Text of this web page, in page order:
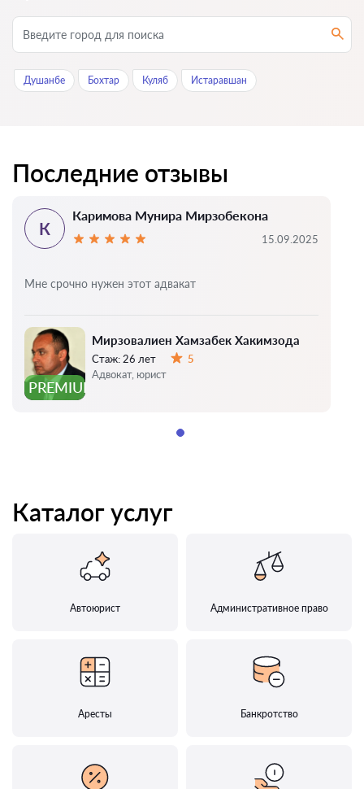
Душанбе Бохтар Куляб Истаравшан
Последние отзывы
PREMIUM
Мирзовалиен Хамзабек Хакимзода
Стаж: 26 лет
5
Адвокат, юрист
К
Каримова Мунира Мирзобекона
15.09.2025
Мне срочно нужен этот адвакат
Каталог услуг
Автоюрист Административное право
Аресты Банкротство